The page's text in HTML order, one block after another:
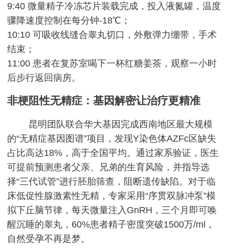
9:40 微量精子冷冻芯片装载完成，投入液氮罐，温度
骤降速度控制在每分钟-18℃；
10:10 可吸收线缝合睾丸切口，外敷弹力绷带，手术
结束；
11:00 患者在复苏室喝下一杯红糖姜茶，观察一小时
后步行返回病房。
非梗阻性无精症：基因解密让治疗更精准
昆明团队联合华大基因完成西南地区最大规模
的“无精症基因图谱”项目，发现Y染色体AZFc区缺失
占比高达18%，高于全国平均。通过家系验证，医生
可提前预测患者父亲、兄弟的生育风险，并指导选
择“三代试管”进行胚胎筛查，阻断遗传缺陷。对于临
床低促性腺激素性无精，专家采用“序贯双脉冲泵”模
拟下丘脑节律，每天微量注入GnRH，三个月即可唤
醒沉睡的睾丸，60%患者精子密度突破1500万/ml，
自然受孕不再是梦。